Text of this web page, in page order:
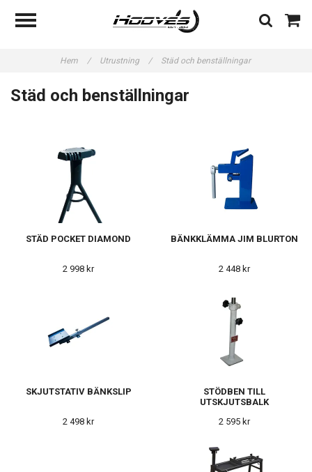
Hem / Utrustning / Städ och benställningar
Städ och benställningar
STÄD POCKET DIAMOND
2 998 kr
BÄNKKLÄMMA JIM BLURTON
2 448 kr
SKJUTSTATIV BÄNKSLIP
2 498 kr
STÖDBEN TILL
UTSKJUTSBALK
2 595 kr